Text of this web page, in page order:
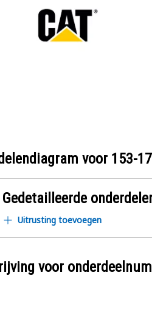
voor 153-
Gedetailleerde
Uitrusting toevoegen
voor